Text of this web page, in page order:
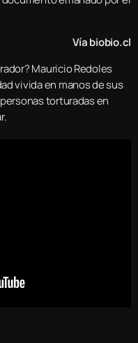
Vía biobio.cl
Mauricio Redoles
vivida en manos de sus
torturadas en